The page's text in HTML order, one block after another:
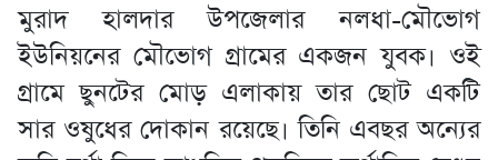
মুরাদ হালদার উপজেলার নলধা-মৌভোগ
ইউনিয়নের মৌভোগ গ্রামের একজন যুবক। ওই
গ্রামে ছুনটের মোড় এলাকায় তার ছোট একটি
সার ওষুধের দোকান রয়েছে। তিনি এবছর অন্যের